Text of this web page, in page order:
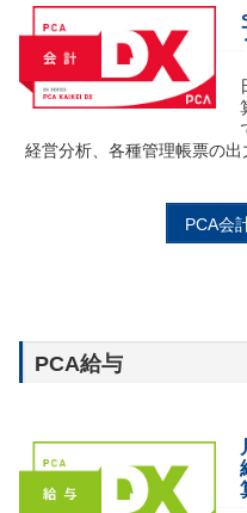
経営分析、各種管理帳票の出
PCA会
PCA給与